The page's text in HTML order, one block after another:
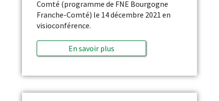
Comté (programme de FNE Bourgogne
Franche-Comté) le 14 décembre 2021 en
visioconférence.
En savoir plus